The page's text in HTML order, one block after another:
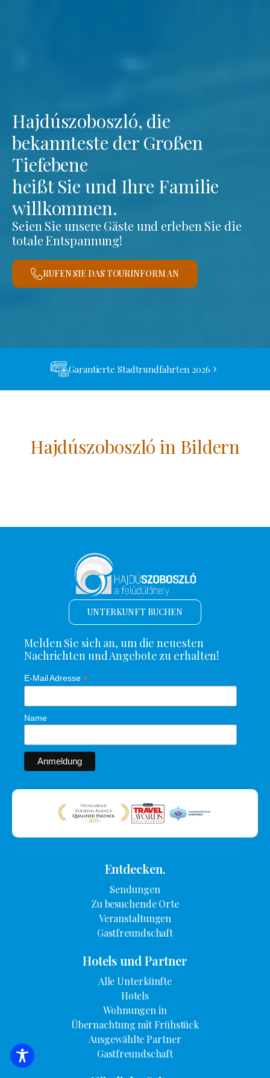
Hajdúszoboszló, die
bekannteste der Großen
Tiefebene
heißt Sie und Ihre Familie
willkommen.
Seien Sie unsere Gäste und erleben Sie die
totale Entspannung!
RUFEN SIE DAS TOURINFORM AN
Garantierte Stadtrundfahrten 2026
Hajdúszoboszló in Bildern
SUCHE NACH UNTERKUNFT
UNTERKUNFT BUCHEN
Melden Sie sich an, um die neuesten
Nachrichten und Angebote zu erhalten!
E-Mail Adresse *
Name
Entdecken.
Sendungen
Zu besuchende Orte
Veranstaltungen
Gastfreundschaft
Hotels und Partner
Alle Unterkünfte
Hotels
Wohnungen in
Übernachtung mit Frühstück
Ausgewählte Partner
Gastfreundschaft